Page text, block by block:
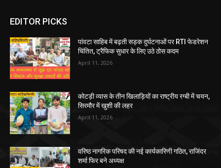
EDITOR PICKS
पांवटा साहिब में बढ़ती सड़क दुर्घटनाओं पर RTI फेडरेशन
चिंतित, ट्रैफिक सुधार के लिए उठे ठोस कदम
April 11, 2026
कोटड़ी व्यास के तीन खिलाड़ियों का राष्ट्रीय रग्बी में चयन,
सिरमौर में खुशी की लहर
April 11, 2026
वरिष्ठ नागरिक परिषद की नई कार्यकारिणी गठित, राजिंदर
शर्मा फिर बने अध्यक्ष